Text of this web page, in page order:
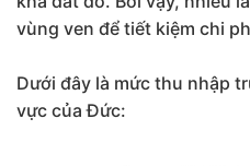
vùng ven để tiết kiệm chi
Dưới đây là mức thu nhập
vực của Đức: